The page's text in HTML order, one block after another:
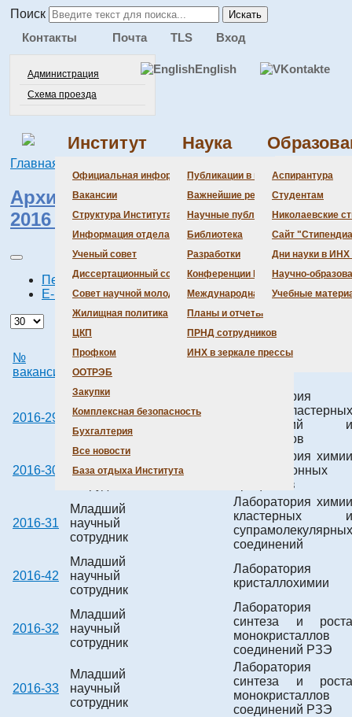
Поиск Искать
Контакты
Администрация
Схема проезда
Почта TLS Вход
English
Институт
Официальная информация
Бланки
История
Локальные
Вакансии
Структура Института
Информация отдела кадров
Ученый совет
Состав
Повестка
Информация
Диссертационный совет
Состав
Даты защит
Шифры
Совет научной молодежи
Состав СНМ
Жилищная политика
ЦКП
Профком
ООТРЭБ
Закупки
Комплексная безопасность
Бухгалтерия
Все новости
Новости
Награды
База отдыха Института
Наука
Публикации в ведущих журналах
Важнейшие результаты
Научные публикации сотрудников
Библиотека
Разработки
Конференции Института
Международная деятельность
Планы и отчеты
ПРНД сотрудников
ИНХ в зеркале прессы
Аспирантура
Студентам
Николаевские
Сайт
Дни науки в
Научно-
Учебные
Главная
Архив объявлений о конкурсах
2016 г.
Печать
E-mail
№
вакансии
Наименование
вакансии
2016-29
научный
сотрудник
Лаборатория
синтеза кластерных
соединений и
материалов
2016-30
Младший
научный
Лаборатория химии
экстракционных
процессов
2016-31
Младший
научный
сотрудник
Лаборатория химии
кластерных и
супрамолекулярных
соединений
2016-42
Младший
научный
сотрудник
Лаборатория
кристаллохимии
2016-32
Младший
научный
сотрудник
Лаборатория
синтеза и роста
монокристаллов
соединений РЗЭ
2016-33
Младший
научный
сотрудник
Лаборатория
синтеза и роста
монокристаллов
соединений РЗЭ